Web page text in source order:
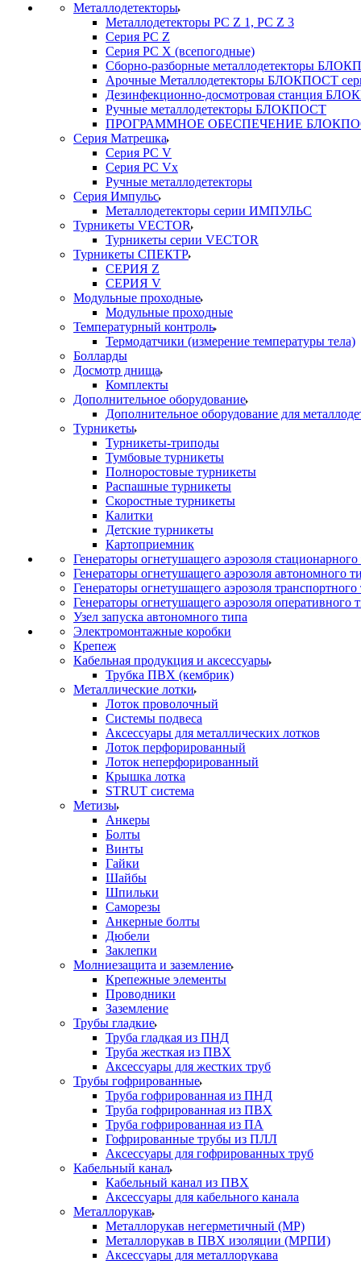
Металлодетекторы
Металлодетекторы РС Z 1, PC Z 3
Серия РС Z
Серия РС X (всепогодные)
Сборно-разборные металлодетекторы
Арочные Металлодетекторы БЛОКПОСТ
Дезинфекционно-досмотровая станция
Ручные металлодетекторы БЛОКПОСТ
ПРОГРАММНОЕ ОБЕСПЕЧЕНИЕ
Серия Матрешка
Серия PC V
Серия PC Vx
Ручные металлодетекторы
Серия Импульс
Металлодетекторы серии ИМПУЛЬС
Турникеты VECTOR
Турникеты серии VECTOR
Турникеты СПЕКТР
СЕРИЯ Z
СЕРИЯ V
Модульные проходные
Модульные проходные
Температурный контроль
Термодатчики (измерение температуры тела)
Болларды
Досмотр днища
Комплекты
Дополнительное оборудование
Дополнительное оборудование для
Турникеты
Турникеты-триподы
Тумбовые турникеты
Полноростовые турникеты
Распашные турникеты
Скоростные турникеты
Калитки
Детские турникеты
Картоприемник
Генераторы огнетушащего аэрозоля стационарного
Генераторы огнетушащего аэрозоля автономного
Генераторы огнетушащего аэрозоля транспортного
Генераторы огнетушащего аэрозоля оперативного
Узел запуска автономного типа
Электромонтажные коробки
Крепеж
Кабельная продукция и аксессуары
Трубка ПВХ (кембрик)
Металлические лотки
Лоток проволочный
Системы подвеса
Аксессуары для металлических лотков
Лоток перфорированный
Лоток неперфорированный
Крышка лотка
STRUT система
Метизы
Анкеры
Болты
Винты
Гайки
Шайбы
Шпильки
Саморезы
Анкерные болты
Дюбели
Заклепки
Молниезащита и заземление
Крепежные элементы
Проводники
Заземление
Трубы гладкие
Труба гладкая из ПНД
Труба жесткая из ПВХ
Аксессуары для жестких труб
Трубы гофрированные
Труба гофрированная из ПНД
Труба гофрированная из ПВХ
Труба гофрированная из ПА
Гофрированные трубы из ПЛЛ
Аксессуары для гофрированных труб
Кабельный канал
Кабельный канал из ПВХ
Аксессуары для кабельного канала
Металлорукав
Металлорукав негерметичный (МР)
Металлорукав в ПВХ изоляции (МРПИ)
Аксессуары для металлорукава